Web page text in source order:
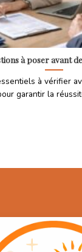
à poser avant
à vérifier
garantir la